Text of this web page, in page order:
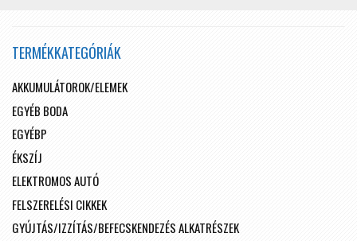
TERMÉKKATEGÓRIÁK
AKKUMULÁTOROK/ELEMEK
EGYÉB BODA
EGYÉBP
ÉKSZÍJ
ELEKTROMOS AUTÓ
FELSZERELÉSI CIKKEK
GYÚJTÁS/IZZÍTÁS/BEFECSKENDEZÉS ALKATRÉSZEK